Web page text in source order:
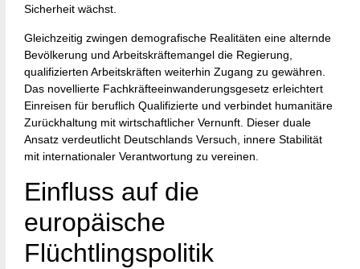
Sicherheit wächst.
Gleichzeitig zwingen demografische Realitäten eine alternde
Bevölkerung und Arbeitskräftemangel die Regierung,
qualifizierten Arbeitskräften weiterhin Zugang zu gewähren.
Das novellierte Fachkräfteeinwanderungsgesetz erleichtert
Einreisen für beruflich Qualifizierte und verbindet humanitäre
Zurückhaltung mit wirtschaftlicher Vernunft. Dieser duale
Ansatz verdeutlicht Deutschlands Versuch, innere Stabilität
mit internationaler Verantwortung zu vereinen.
Einfluss auf die
europäische
Flüchtlingspolitik